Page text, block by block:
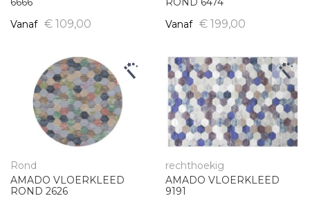
Vanaf € 109,00
Vanaf € 199,00
Rond
AMADO VLOERKLEED
ROND 2626
rechthoekig
AMADO VLOERKLEED
9191